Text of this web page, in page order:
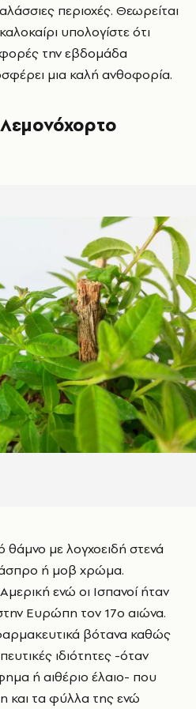
περιοχές. Θεωρείται
υπολογίστε ότι
φορές την εβδομάδα
μια καλή ανθοφορία.
ή μοβ χρώμα.
ενώ οι Ισπανοί ήταν
Ευρώπη τον 17ο αιώνα.
βότανα καθώς
ιδιότητες -όταν
ή αιθέριο έλαιο- που
και τα φύλλα της ενώ